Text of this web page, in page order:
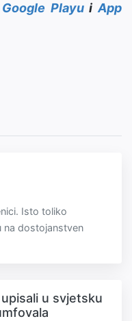
Google PlayuiApp
Isto toliko
na dostojanstven
u svjetsku